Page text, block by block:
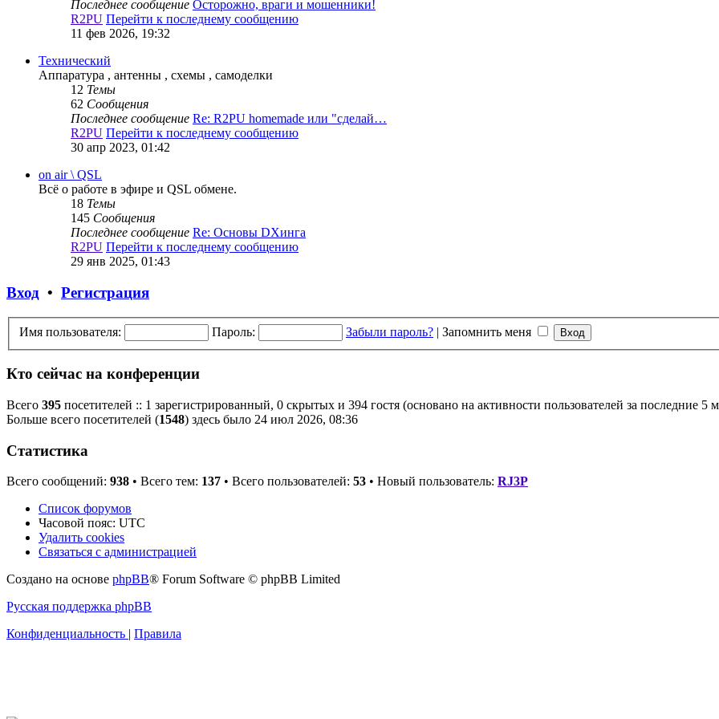
Последнее сообщение Осторожно, враги и мошенники!
R2PU Перейти к последнему сообщению
11 фев 2026, 19:32
Технический
Аппаратура , антенны , схемы , самоделки
12 Темы
62 Сообщения
Последнее сообщение Re: R2PU homemade или "сделай…
R2PU Перейти к последнему сообщению
30 апр 2023, 01:42
on air \ QSL
Всё о работе в эфире и QSL обмене.
18 Темы
145 Сообщения
Последнее сообщение Re: Основы DXинга
R2PU Перейти к последнему сообщению
29 янв 2025, 01:43
Вход • Регистрация
Имя пользователя: Пароль: Забыли пароль? | Запомнить меня
Кто сейчас на конференции
Всего 395 посетителей :: 1 зарегистрированный, 0 скрытых и 394 гостя (основано на активности пользователей за последние 5
Больше всего посетителей (1548) здесь было 24 июл 2026, 08:36
Статистика
Всего сообщений: 938 • Всего тем: 137 • Всего пользователей: 53 • Новый пользователь: RJ3P
Список форумов
Часовой пояс: UTC
Удалить cookies
Связаться с администрацией
Создано на основе phpBB® Forum Software © phpBB Limited
Русская поддержка phpBB
Конфиденциальность | Правила